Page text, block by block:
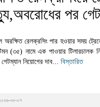
পর
অরক্ষিত রেলক্রসিং পার হওয়ার সময়
(৩৫) নামে এক পাওয়ার টিলারচালক
নিয়োগের দাব... বিস্তারিত
০৮-০৭